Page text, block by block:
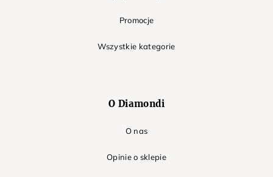
Promocje
Wszystkie kategorie
O Diamondi
O nas
Opinie o sklepie